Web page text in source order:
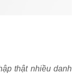
thật nhiều danh